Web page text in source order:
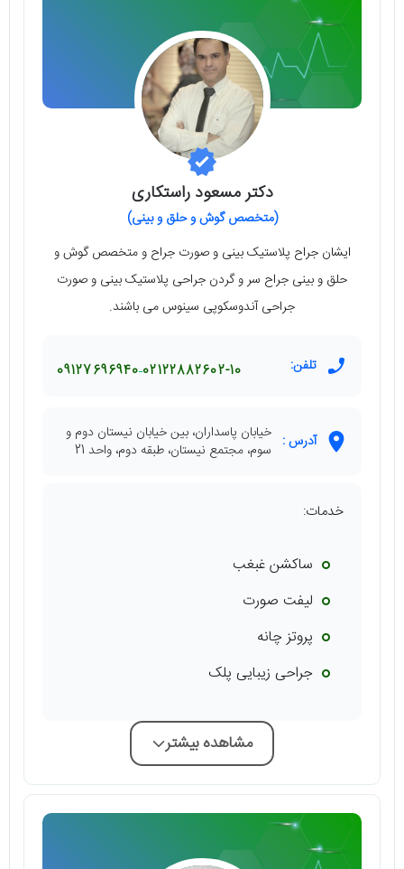
دکتر مسعود راستکاری
(متخصص گوش و حلق و بینی)
ایشان جراح پلاستیک بینی و صورت جراح و متخصص گوش و
حلق و بینی جراح سر و گردن جراحی پلاستیک بینی و صورت
جراحی آندوسکوپی سینوس می باشند.
تلفن: 02122882602-10
09127696940
آدرس : خیابان پاسداران، بین خیابان نیستان دوم و
سوم، مجتمع نیستان، طبقه دوم، واحد 21
خدمات:
ساکشن غبغب
لیفت صورت
پروتز چانه
جراحی زیبایی پلک
مشاهده بیشتر